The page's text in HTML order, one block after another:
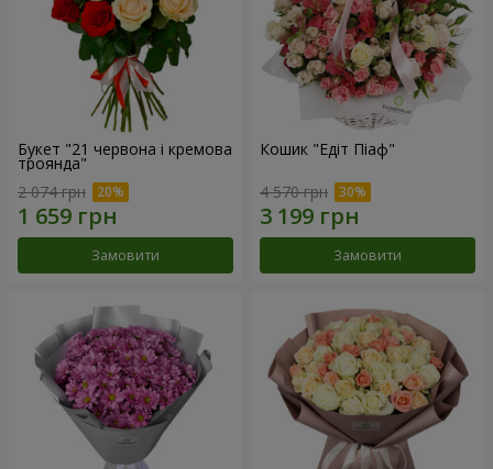
Букет "21 червона і кремова
троянда"
2 074 грн
Замовити
Кошик "Едіт Піаф"
4 570 грн
Замовити